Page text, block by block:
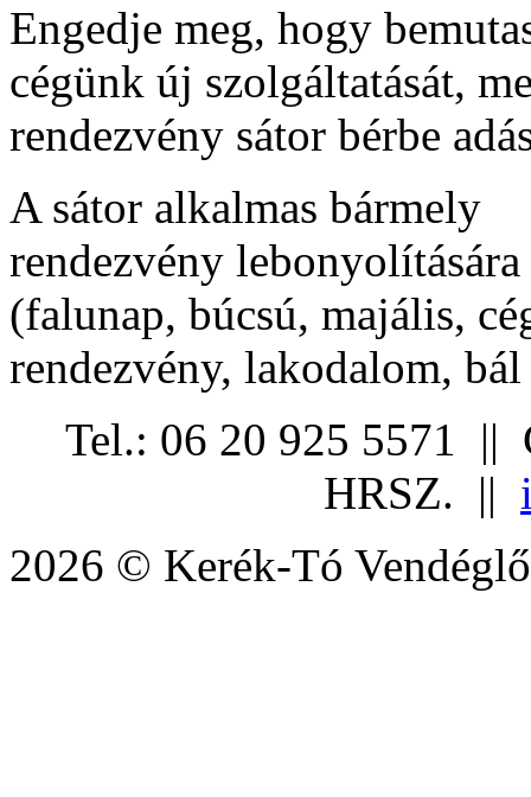
Engedje meg, hogy
cégünk új szolgáltatását,
rendezvény sátor bérbe
A sátor alkalmas bármely
rendezvény lebonyolítására
(falunap, búcsú, majális,
rendezvény, lakodalom,
Tel.: 06 20 925 5571 ||
HRSZ. ||
2026 © Kerék-Tó